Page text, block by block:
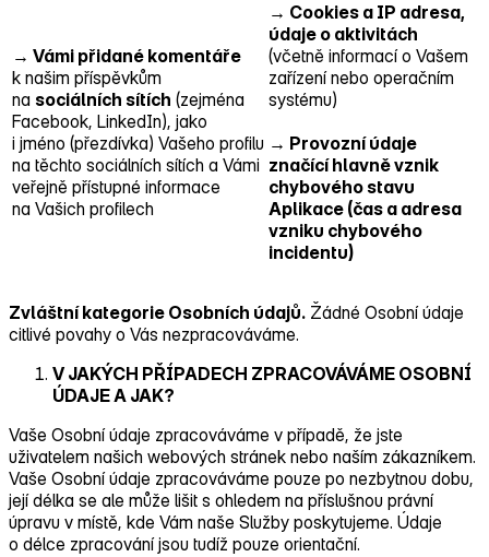
→ Vámi přidané komentáře
k našim příspěvkům
na sociálních sítích (zejména
Facebook, LinkedIn), jako
i jméno (přezdívka) Vašeho profilu
na těchto sociálních sítích a Vámi
veřejně přístupné informace
na Vašich profilech
→ Cookies a IP adresa,
údaje o aktivitách
(včetně informací o Vašem
zařízení nebo operačním
systému)
→ Provozní údaje
značící hlavně vznik
chybového stavu
Aplikace (čas a adresa
vzniku chybového
incidentu)
Zvláštní kategorie Osobních údajů. Žádné Osobní údaje
citlivé povahy o Vás nezpracováváme.
V JAKÝCH PŘÍPADECH ZPRACOVÁVÁME OSOBNÍ
ÚDAJE A JAK?
Vaše Osobní údaje zpracováváme v případě, že jste
uživatelem našich webových stránek nebo naším zákazníkem.
Vaše Osobní údaje zpracováváme pouze po nezbytnou dobu,
její délka se ale může lišit s ohledem na příslušnou právní
úpravu v místě, kde Vám naše Služby poskytujeme. Údaje
o délce zpracování jsou tudíž pouze orientační.